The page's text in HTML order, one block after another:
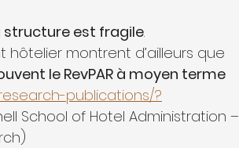
structure est fragile.
montrent d’ailleurs que
le RevPAR à moyen terme
publications/?
School of Hotel Administration –